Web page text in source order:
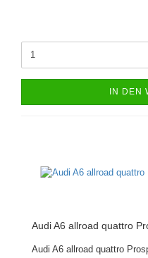
IN DEN
Audi A6 allroad quattro
Audi A6 allroad quattro